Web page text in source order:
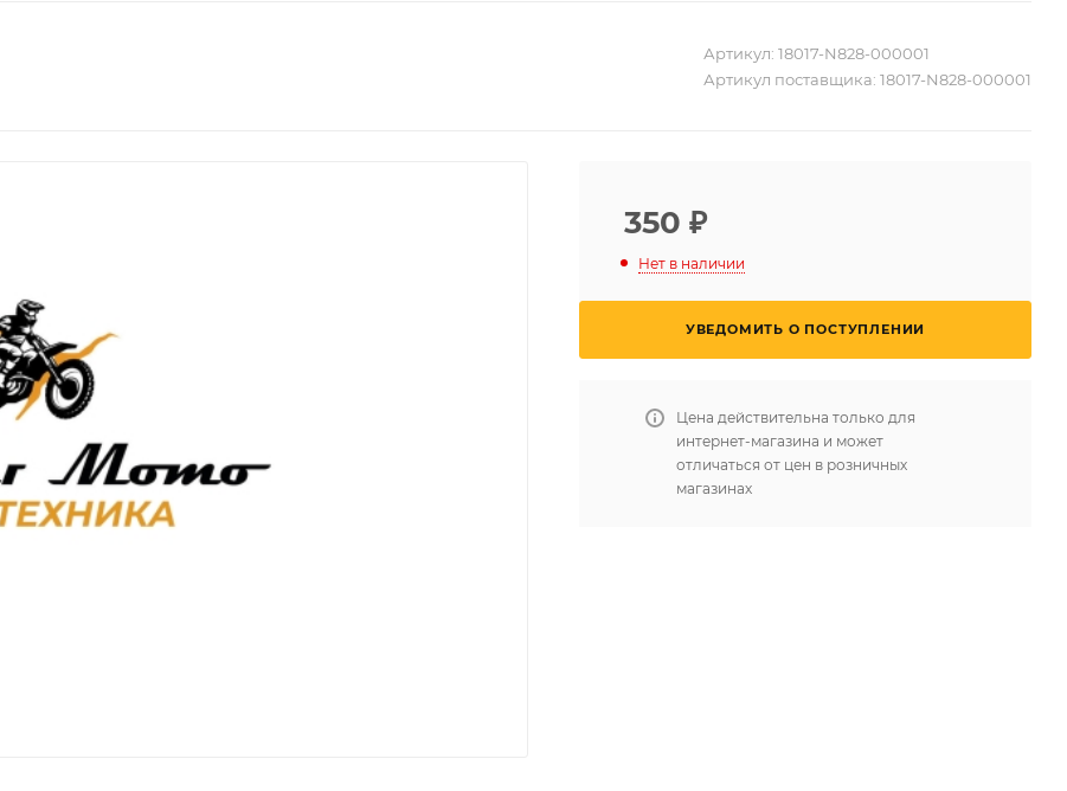
Артикул: 18017-N828-000001
Артикул поставщика: 18017-N828-000001
350 ₽
Нет в наличии
УВЕДОМИТЬ О ПОСТУПЛЕНИИ
Цена действительна только для
интернет-магазина и может
отличаться от цен в розничных
магазинах